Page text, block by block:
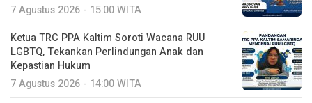
7 Agustus 2026 - 15:00 WITA
Ketua TRC PPA Kaltim Soroti Wacana RUU
LGBTQ, Tekankan Perlindungan Anak dan
Kepastian Hukum
7 Agustus 2026 - 14:00 WITA